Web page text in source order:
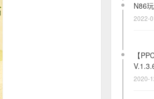
【
【
Nokia
2024-